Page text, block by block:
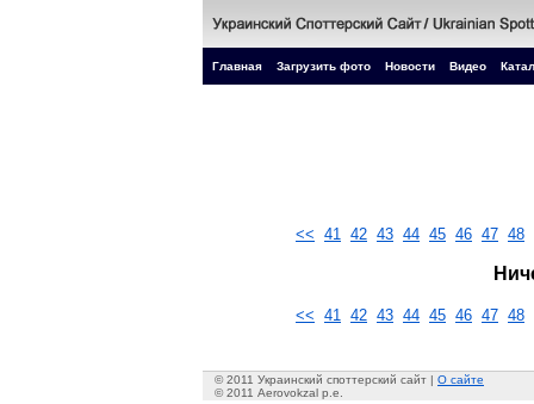
Главная Загрузить фото Новости Видео
<< 41 42 43 44 45 46 47 48
<< 41 42 43 44 45 46 47 48
© 2011 Украинский споттерский сайт | О сайте
© 2011 Aerovokzal p.e.